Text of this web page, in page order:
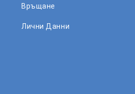
Връщане
Лични Данни